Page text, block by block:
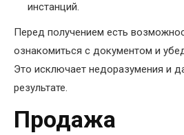
инстанций.
Перед получением есть
ознакомиться с документом и
Это исключает недоразумения и
результате.
Продажа